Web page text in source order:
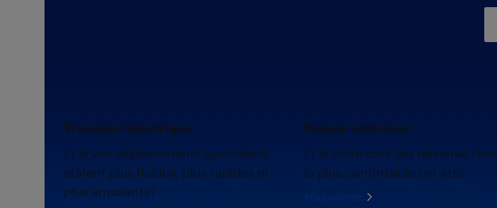
Transport électrique.
Et si vos déplacements quotidiens
étaient plus fluides, plus rapides et
plus amusants?
Espace extérieur.
Et si votre cour est devenue
le plus confortable cet été?